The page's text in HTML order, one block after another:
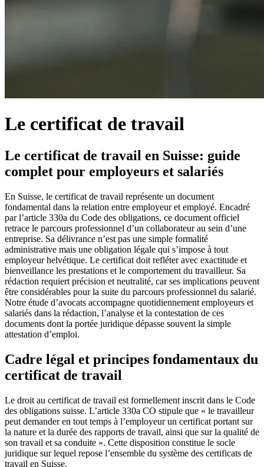
Le certificat de travail
Le certificat de travail en Suisse: guide
complet pour employeurs et salariés
En Suisse, le certificat de travail représente un document
fondamental dans la relation entre employeur et employé. Encadré
par l’article 330a du Code des obligations, ce document officiel
retrace le parcours professionnel d’un collaborateur au sein d’une
entreprise. Sa délivrance n’est pas une simple formalité
administrative mais une obligation légale qui s’impose à tout
employeur helvétique. Le certificat doit refléter avec exactitude et
bienveillance les prestations et le comportement du travailleur. Sa
rédaction requiert précision et neutralité, car ses implications peuvent
être considérables pour la suite du parcours professionnel du salarié.
Notre étude d’avocats accompagne quotidiennement employeurs et
salariés dans la rédaction, l’analyse et la contestation de ces
documents dont la portée juridique dépasse souvent la simple
attestation d’emploi.
Cadre légal et principes fondamentaux du
certificat de travail
Le droit au certificat de travail est formellement inscrit dans le Code
des obligations suisse. L’article 330a CO stipule que « le travailleur
peut demander en tout temps à l’employeur un certificat portant sur
la nature et la durée des rapports de travail, ainsi que sur la qualité de
son travail et sa conduite ». Cette disposition constitue le socle
juridique sur lequel repose l’ensemble du système des certificats de
travail en Suisse.